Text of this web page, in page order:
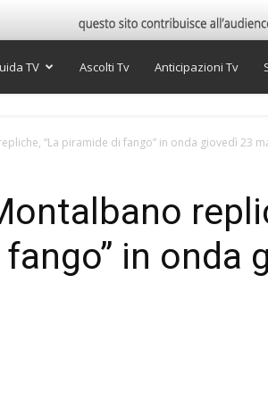
TV Ascolti Tv Anticipazioni Tv
“La piramide di fango” in onda giovedì 23
in onda